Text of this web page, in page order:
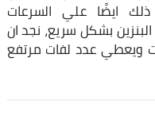
ايضًا علي السرعات
بشكل سريع، نجد ان
ويعطي عدد لفات مرتفع